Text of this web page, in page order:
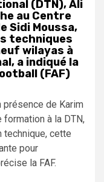
(DTN), Ali
au Centre
Sidi Moussa,
techniques
wilayas à
a indiqué la
(FAF)
présence de Karim
formation à la DTN,
technique, cette
pour
la FAF.